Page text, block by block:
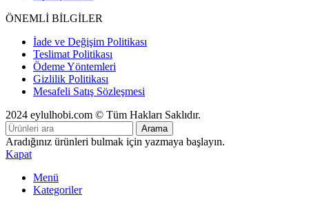
ÖNEMLİ BİLGİLER
İade ve Değişim Politikası
Teslimat Politikası
Ödeme Yöntemleri
Gizlilik Politikası
Mesafeli Satış Sözleşmesi
2024 eylulhobi.com © Tüm Hakları Saklıdır.
Arama
Aradığınız ürünleri bulmak için yazmaya başlayın.
Kapat
Menü
Kategoriler